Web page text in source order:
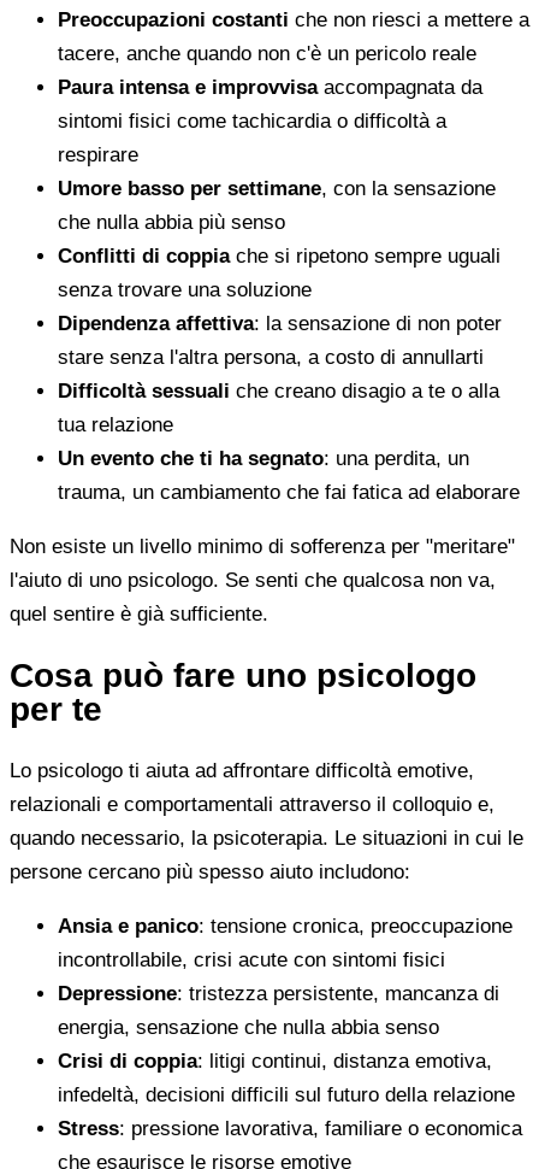
Preoccupazioni costanti che non riesci a mettere a
tacere, anche quando non c'è un pericolo reale
Paura intensa e improvvisaaccompagnata da
sintomi fisici come tachicardia o difficoltà a
respirare
Umore basso per settimane, con la sensazione
che nulla abbia più senso
Conflitti di coppiache si ripetono sempre uguali
senza trovare una soluzione
Dipendenza affettiva: la sensazione di non poter
stare senza l'altra persona, a costo di annullarti
Difficoltà sessuali che creano disagio a te o alla
tua relazione
Un evento che ti ha segnato: una perdita, un
trauma, un cambiamento che fai fatica ad elaborare
Non esiste un livello minimo di sofferenza per "meritare"
l'aiuto di uno psicologo. Se senti che qualcosa non va,
quel sentire è già sufficiente.
Cosa può fare uno psicologo
per te
Lo psicologo ti aiuta ad affrontare difficoltà emotive,
relazionali e comportamentali attraverso il colloquio e,
quando necessario, la psicoterapia. Le situazioni in cui le
persone cercano più spesso aiuto includono:
Ansia e panico: tensione cronica, preoccupazione
incontrollabile, crisi acute con sintomi fisici
Depressione: tristezza persistente, mancanza di
energia, sensazione che nulla abbia senso
Crisi di coppia: litigi continui, distanza emotiva,
infedeltà, decisioni difficili sul futuro della relazione
Stress: pressione lavorativa, familiare o economica
che esaurisce le risorse emotive